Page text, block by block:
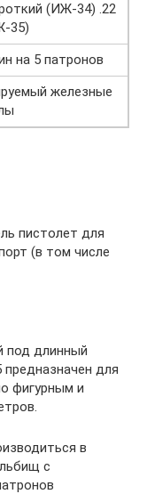
(ИЖ-34) .22
35)
на 5 патронов
железные
пистолет для
(в том числе
под длинный
для
фигурным и
в
с